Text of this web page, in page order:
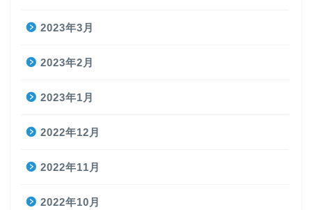
2023年3月
2023年2月
2023年1月
2022年12月
2022年11月
2022年10月